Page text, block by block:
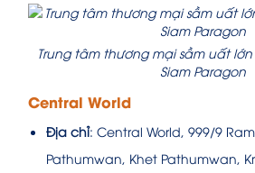
Trung tâm thương mại sầm uất
Siam Paragon
Central World
Địa chỉ: Central World, 999/9
Pathumwan, Khet Pathumwan,